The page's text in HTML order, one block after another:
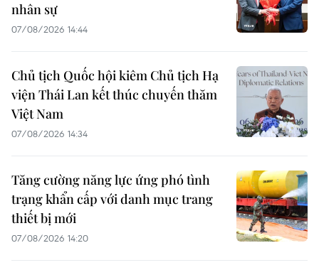
nhân sự
07/08/2026 14:44
Chủ tịch Quốc hội kiêm Chủ tịch Hạ
viện Thái Lan kết thúc chuyến thăm
Việt Nam
07/08/2026 14:34
Tăng cường năng lực ứng phó tình
trạng khẩn cấp với danh mục trang
thiết bị mới
07/08/2026 14:20